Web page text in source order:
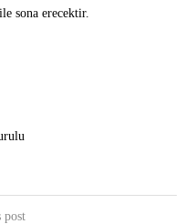
sona erecektir.
post